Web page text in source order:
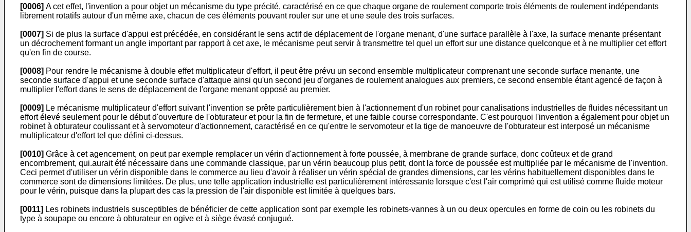
[0006] A cet effet, l'invention a pour objet un mécanisme du type précité, caractérisé en ce que chaque organe de roulement comporte trois éléments de roulement indépendants
librement rotatifs autour d'un même axe, chacun de ces éléments pouvant rouler sur une et une seule des trois surfaces.
[0007] Si de plus la surface d'appui est précédée, en considérant le sens actif de déplacement de l'organe menant, d'une surface parallèle à l'axe, la surface menante présentant
un décrochement formant un angle important par rapport à cet axe, le mécanisme peut servir à transmettre tel quel un effort sur une distance quelconque et à ne multiplier cet effort
qu'en fin de course.
[0008] Pour rendre le mécanisme à double effet multiplicateur d'effort, il peut être prévu un second ensemble multiplicateur comprenant une seconde surface menante, une
seconde surface d'appui et une seconde surface d'attaque ainsi qu'un second jeu d'organes de roulement analogues aux premiers, ce second ensemble étant agencé de façon à
multiplier l'effort dans le sens de déplacement de l'organe menant opposé au premier.
[0009] Le mécanisme multiplicateur d'effort suivant l'invention se prête particulièrement bien à l'actionnement d'un robinet pour canalisations industrielles de fluides nécessitant un
effort élevé seulement pour le début d'ouverture de l'obturateur et pour la fin de fermeture, et une faible course correspondante. C'est pourquoi l'invention a également pour objet un
robinet à obturateur coulissant et à servomoteur d'actionnement, caractérisé en ce qu'entre le servomoteur et la tige de manoeuvre de l'obturateur est interposé un mécanisme
multiplicateur d'effort tel que défini ci-dessus.
[0010] Grâce à cet agencement, on peut par exemple remplacer un vérin d'actionnement à forte poussée, à membrane de grande surface, donc coûteux et de grand
encombrement, qui.aurait été nécessaire dans une commande classique, par un vérin beaucoup plus petit, dont la force de poussée est multipliée par le mécanisme de l'invention.
Ceci permet d'utiliser un vérin disponible dans le commerce au lieu d'avoir à réaliser un vérin spécial de grandes dimensions, car les vérins habituellement disponibles dans le
commerce sont de dimensions limitées. De plus, une telle application industrielle est particulièrement intéressante lorsque c'est l'air comprimé qui est utilisé comme fluide moteur
pour le vérin, puisque dans la plupart des cas la pression de l'air disponible est limitée à quelques bars.
[0011] Les robinets industriels susceptibles de bénéficier de cette application sont par exemple les robinets-vannes à un ou deux opercules en forme de coin ou les robinets du
type à soupape ou encore à obturateur en ogive et à siège évasé conjugué.